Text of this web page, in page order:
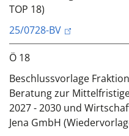
TOP 18)
25/0728-BV
Ö 18
Beschlussvorlage
Beratung zur
2027 - 2030 und
Jena GmbH